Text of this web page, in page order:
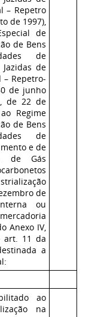
– Repetro
de 1997),
de
de Bens
de
de
– Repetro-
de junho
de 22 de
Regime
de Bens
de
e de
de Gás
de
ou
Anexo IV,
art. 11 da
a
ao
na